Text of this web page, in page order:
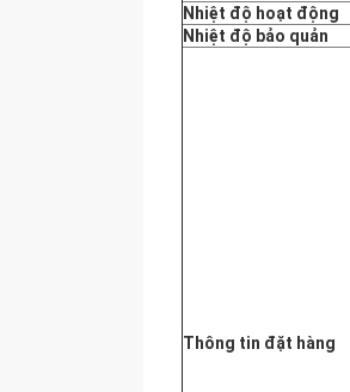
Nhiệt độ hoạt động
Nhiệt độ bảo quản
Thông tin đặt hàng